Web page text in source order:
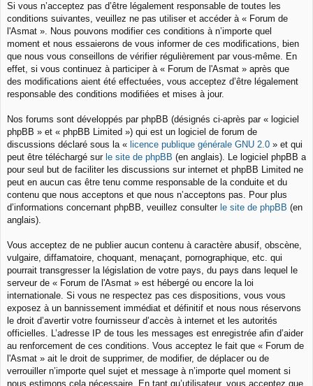
Si vous n’acceptez pas d’être légalement responsable de toutes les
conditions suivantes, veuillez ne pas utiliser et accéder à « Forum de
l'Asmat ». Nous pouvons modifier ces conditions à n’importe quel
moment et nous essaierons de vous informer de ces modifications, bien
que nous vous conseillons de vérifier régulièrement par vous-même. En
effet, si vous continuez à participer à « Forum de l'Asmat » après que
des modifications aient été effectuées, vous acceptez d’être légalement
responsable des conditions modifiées et mises à jour.
Nos forums sont développés par phpBB (désignés ci-après par « logiciel
phpBB » et « phpBB Limited ») qui est un logiciel de forum de
discussions déclaré sous la « licence publique générale GNU 2.0 » et qui
peut être téléchargé sur le site de phpBB (en anglais). Le logiciel phpBB a
pour seul but de faciliter les discussions sur internet et phpBB Limited ne
peut en aucun cas être tenu comme responsable de la conduite et du
contenu que nous acceptons et que nous n’acceptons pas. Pour plus
d’informations concernant phpBB, veuillez consulter le site de phpBB (en
anglais).
Vous acceptez de ne publier aucun contenu à caractère abusif, obscène,
vulgaire, diffamatoire, choquant, menaçant, pornographique, etc. qui
pourrait transgresser la législation de votre pays, du pays dans lequel le
serveur de « Forum de l'Asmat » est hébergé ou encore la loi
internationale. Si vous ne respectez pas ces dispositions, vous vous
exposez à un bannissement immédiat et définitif et nous nous réservons
le droit d’avertir votre fournisseur d’accès à internet et les autorités
officielles. L’adresse IP de tous les messages est enregistrée afin d’aider
au renforcement de ces conditions. Vous acceptez le fait que « Forum de
l'Asmat » ait le droit de supprimer, de modifier, de déplacer ou de
verrouiller n’importe quel sujet et message à n’importe quel moment si
nous estimons cela nécessaire. En tant qu’utilisateur, vous acceptez que